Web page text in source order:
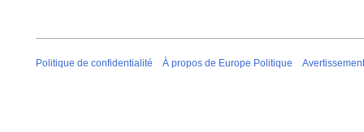
Politique de confidentialité À propos de Europe Politique